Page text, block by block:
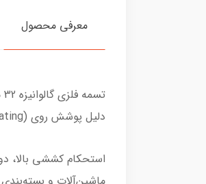
معرفی محصول
دلیل پوشش روی (Zinc Coating)، مقاومت بسیار بالایی در برابر زنگ‌زدگی، رطوبت و خوردگی دارد.
استحکام کششی بالا،